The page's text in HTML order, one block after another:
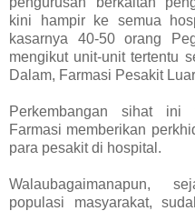
kini hampir ke semua
kasarnya 40-50 orang
mengikut unit-unit tertentu
Dalam, Farmasi Pesakit
Perkembangan sihat ini
Farmasi memberikan
para pesakit di hospital.
Walaubagaimanapun,
populasi masyarakat,